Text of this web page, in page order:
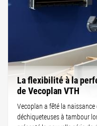
La flexibilité à la
de Vecoplan VTH
Vecoplan a fêté la
déchiqueteuses à tambour